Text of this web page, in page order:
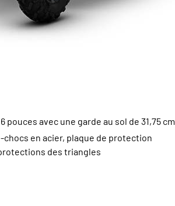
pouces avec une garde au sol de 31,75 cm
chocs en acier, plaque de protection
des triangles